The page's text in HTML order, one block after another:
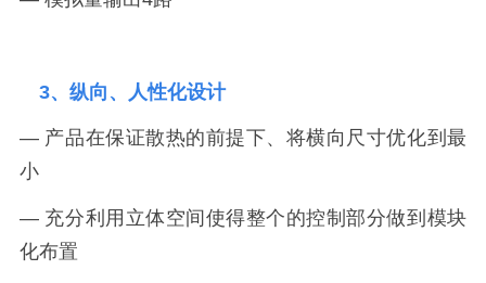
3、纵向、人性化设计
— 产品在保证散热的前提下、将横向尺寸优化到最
小
— 充分利用立体空间使得整个的控制部分做到模块
化布置